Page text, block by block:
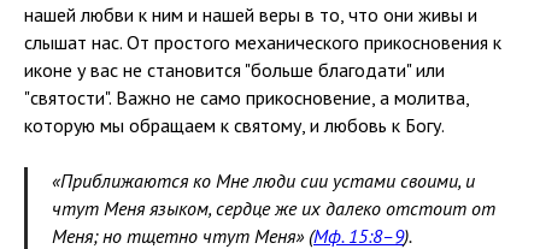
нашей любви к ним и нашей веры в то, что они живы и
слышат нас. От простого механического прикосновения к
иконе у вас не становится "больше благодати" или
"святости". Важно не само прикосновение, а молитва,
которую мы обращаем к святому, и любовь к Богу.
«Приближаются ко Мне люди сии устами своими, и
чтут Меня языком, сердце же их далеко отстоит от
Меня; но тщетно чтут Меня» (Мф. 15:8–9).